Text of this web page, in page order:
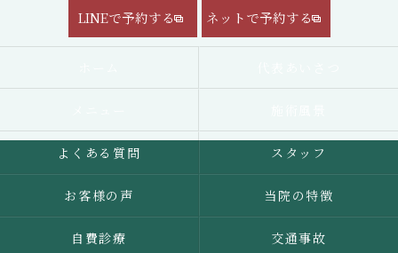
LINEで予約する ネットで予約する
よくある質問 スタッフ
お客様の声 当院の特徴
自費診療 交通事故